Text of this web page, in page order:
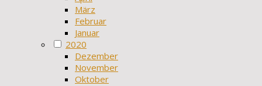
März
Februar
Januar
2020
Dezember
November
Oktober